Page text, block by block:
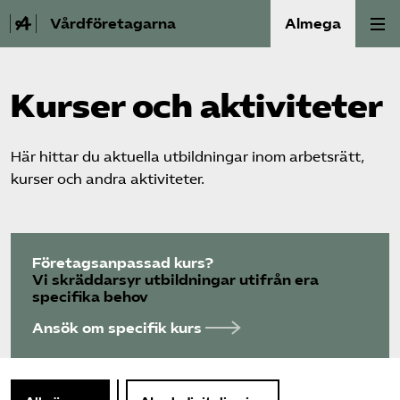
Vårdföretagarna Almega
Medlemskap
Våra frågor
Om oss
Kurser och aktiviteter
Här hittar du aktuella utbildningar inom arbetsrätt,
kurser och andra aktiviteter.
Företagsanpassad kurs?
Vi skräddarsyr utbildningar utifrån era
specifika behov
Ansök om specifik kurs